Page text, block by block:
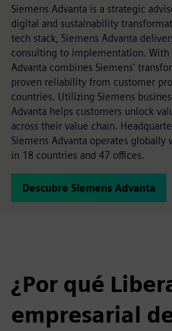
Siemens Advanta is a strategic
digital and sustainability
tech stack, Siemens Advanta
consulting to implementation. With
Advanta combines Siemens'
proven reliability from customer
countries. Utilizing Siemens
Advanta helps customers unlock
across their value chain.
Siemens Advanta operates
in 18 countries and 47 offices.
Descubre Siemens Advanta
¿Por qué
empresarial